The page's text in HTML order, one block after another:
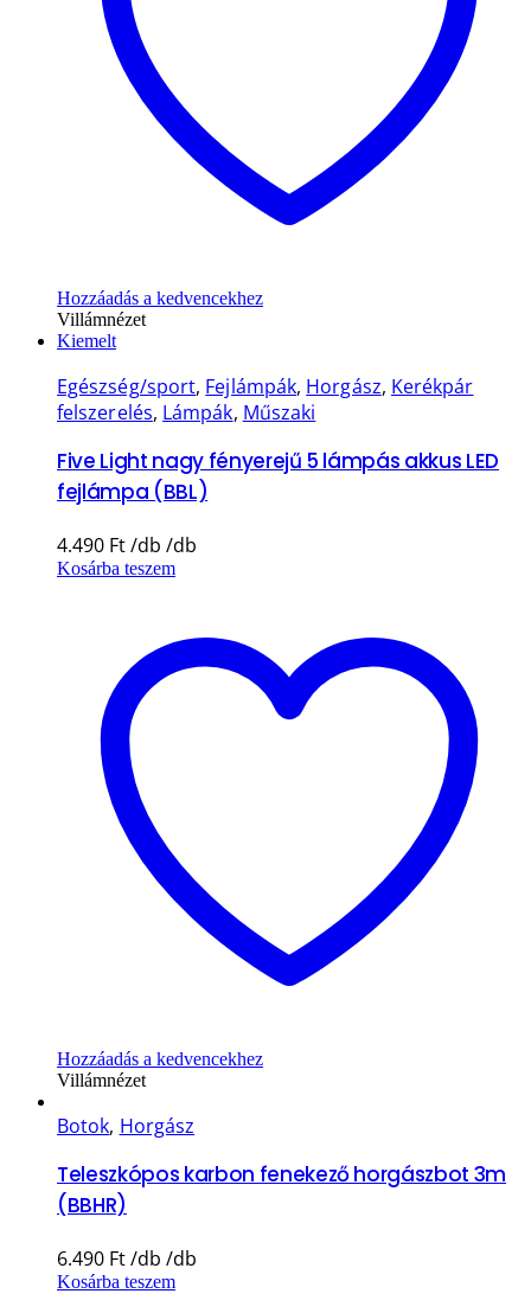
Hozzáadás a kedvencekhez
Villámnézet
Kiemelt
Egészség/sport, Fejlámpák, Horgász, Kerékpár
felszerelés, Lámpák, Műszaki
Five Light nagy fényerejű 5 lámpás akkus LED
fejlámpa (BBL)
4.490 Ft
Kosárba teszem
Hozzáadás a kedvencekhez
Villámnézet
Botok, Horgász
Teleszkópos karbon fenekező horgászbot 3m
(BBHR)
6.490 Ft
Kosárba teszem